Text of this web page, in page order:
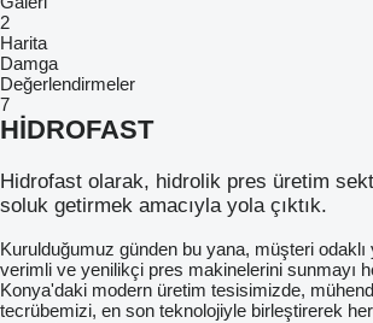
2
Harita
Damga
Değerlendirmeler
7
HİDROFAST
Hidrofast olarak, hidrolik pres üretim
soluk getirmek amacıyla yola çıktık.
Kurulduğumuz günden bu yana, müşteri odaklı
verimli ve yenilikçi pres makinelerini sunmayı
Konya'daki modern üretim tesisimizde,
tecrübemizi, en son teknolojiyle birleştirerek